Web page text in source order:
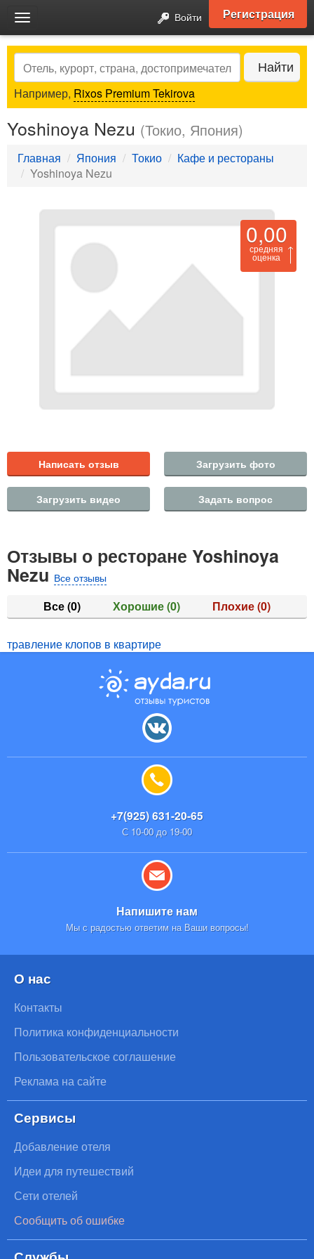
Toggle
navigation
Войти Регистрация
Search Найти
Например, Rixos Premium Tekirova
Yoshinoya Nezu (Токио, Япония)
Главная Япония Токио
Кафе и рестораны
Yoshinoya Nezu
0,00
средняя
оценка
Написать отзыв Загрузить фото
Загрузить видео Задать вопрос
Отзывы о ресторане Yoshinoya
Nezu Все отзывы
Все(0) Хорошие(0) Плохие(0)
травление клопов в квартире
+7(925) 631-20-65
С 10-00 до 19-00
Напишите нам
Мы с радостью ответим на Ваши вопросы!
О нас
Контакты
Политика конфиденциальности
Пользовательское соглашение
Реклама на сайте
Сервисы
Добавление отеля
Идеи для путешествий
Сети отелей
Сообщить об ошибке